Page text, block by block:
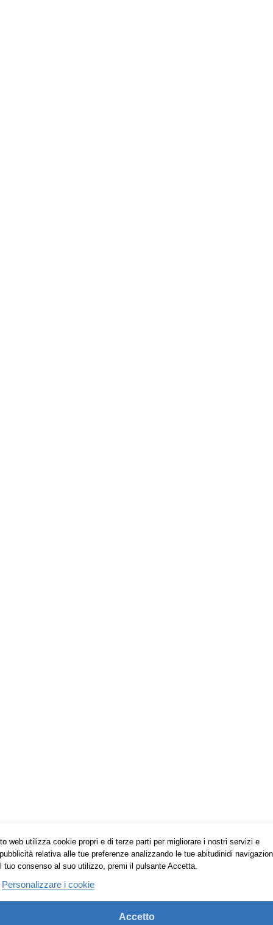
web utilizza cookie propri e di terze parti per migliorare i nostri servizi e
relativa alle tue preferenze analizzando le tue abitudinidi
tuo consenso al suo utilizzo, premi il pulsante Accetta.
Personalizzare i cookie
Accetto